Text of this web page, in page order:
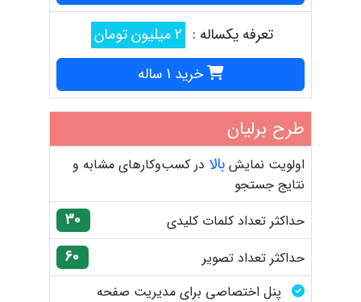
تعرفه یکساله : 2 میلیون تومان
خرید 1 ساله
طرح برلیان
اولویت نمایش بالا در کسب‌وکارهای مشابه و
نتایج جستجو
حداکثر تعداد کلمات کلیدی
30
حداکثر تعداد تصویر 60
پنل اختصاصی برای مدیریت صفحه